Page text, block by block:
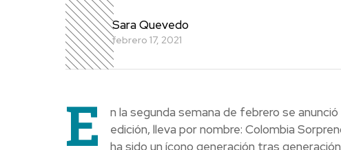
Sara Quevedo
febrero 17, 2021
E
n la segunda semana de febrero se
edición, lleva por nombre: Colombia
ha sido un ícono generación tras